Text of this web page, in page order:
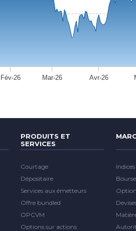
Fév-26 Mar-26 Avr-26
PRODUITS ET
SERVICES
Courtage
Dépositaire
Services aux émetteurs
Offre bundled
OPCVM
Options sur actions
Indices